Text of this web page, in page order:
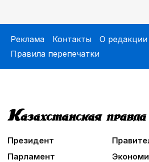
Реклама Контакты
О редакции
Правила перепечатки
Президент
Парламент